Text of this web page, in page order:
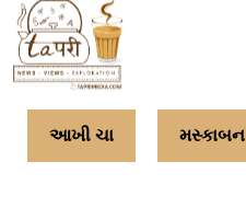
આખી ચા મસ્કાબન